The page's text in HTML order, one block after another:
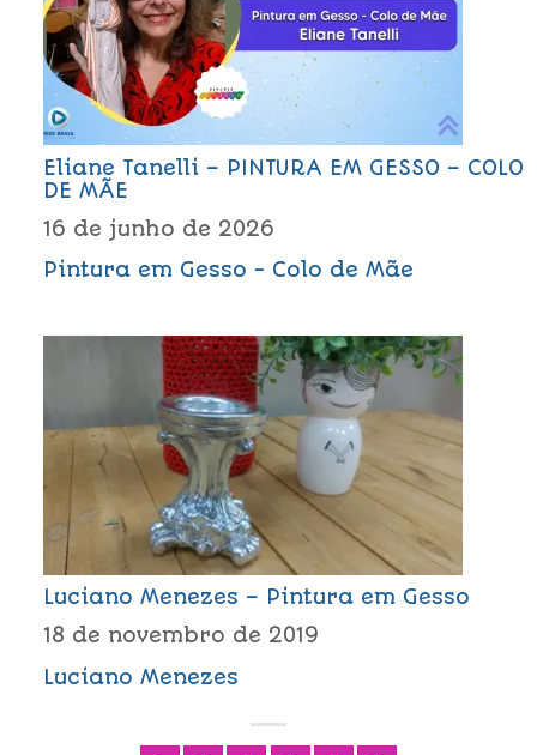
Eliane Tanelli – PINTURA EM GESSO – COLO
DE MÃE
16 de junho de 2026
Pintura em Gesso - Colo de Mãe
Luciano Menezes – Pintura em Gesso
18 de novembro de 2019
Luciano Menezes